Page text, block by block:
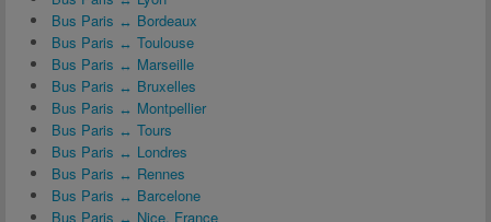
Bus Paris ↔ Bordeaux
Bus Paris ↔ Toulouse
Bus Paris ↔ Marseille
Bus Paris ↔ Bruxelles
Bus Paris ↔ Montpellier
Bus Paris ↔ Tours
Bus Paris ↔ Londres
Bus Paris ↔ Rennes
Bus Paris ↔ Barcelone
Bus Paris ↔ Nice, France